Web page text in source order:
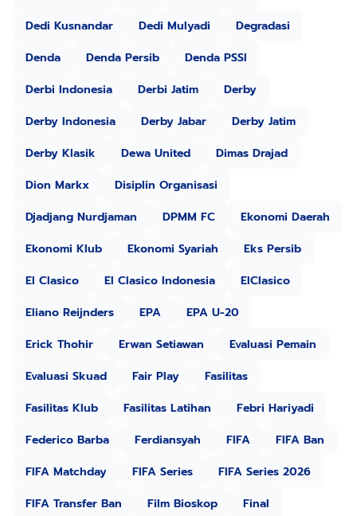
Dedi Kusnandar
Dedi Mulyadi
Degradasi
Denda
Denda Persib
Denda PSSI
Derbi Indonesia
Derbi Jatim
Derby
Derby Indonesia
Derby Jabar
Derby Jatim
Derby Klasik
Dewa United
Dimas Drajad
Dion Markx
Disiplin Organisasi
Djadjang Nurdjaman
DPMM FC
Ekonomi Daerah
Ekonomi Klub
Ekonomi Syariah
Eks Persib
El Clasico
El Clasico Indonesia
ElClasico
Eliano Reijnders
EPA
EPA U-20
Erick Thohir
Erwan Setiawan
Evaluasi Pemain
Evaluasi Skuad
Fair Play
Fasilitas
Fasilitas Klub
Fasilitas Latihan
Febri Hariyadi
Federico Barba
Ferdiansyah FIFA
FIFA Ban
FIFA Matchday
FIFA Series
FIFA Series 2026
FIFA Transfer Ban
Film Bioskop
Final